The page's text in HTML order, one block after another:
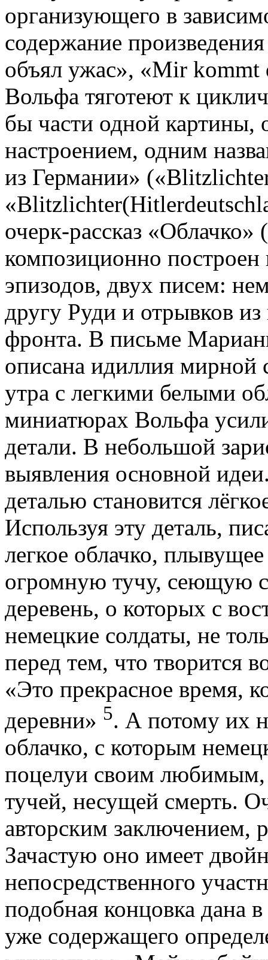
организующего в
содержание
объял ужас», «Mir kommt
Вольфа тяготеют к
бы части одной картины,
настроением, одним
из Германии»
очерк-рассказ
композиционно построен
эпизодов, двух писем:
другу Руди и отрывков
фронта. В письме
описана идиллия мирной
утра с легкими белыми
миниатюрах Вольфа
детали. В небольшой
выявления основной
деталью становится
Используя эту деталь,
легкое облачко,
огромную тучу, сеющую
деревень, о которых с
немецкие солдаты, не
перед тем, что творится
«Это прекрасное время,
деревни» 5. А потому их
облачко, с которым
поцелуи своим любимым,
тучей, несущей смерть.
авторским
Зачастую оно имеет
непосредственного
подобная концовка дана
уже содержащего